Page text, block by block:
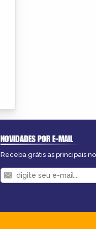
NOVIDADES POR E-MAIL
Receba grátis as principais